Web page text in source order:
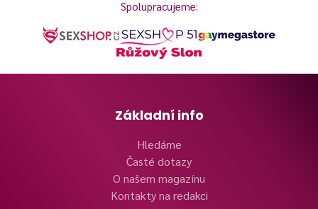
Spolupracujeme:
Základní info
Hledáme
Časté dotazy
O našem magazínu
Kontakty na redakci